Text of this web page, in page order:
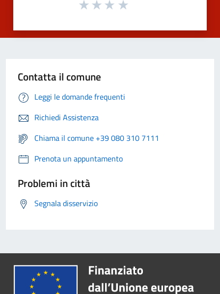
Contatta il comune
Leggi le domande frequenti
Richiedi Assistenza
Chiama il comune +39 080 310 7111
Prenota un appuntamento
Problemi in città
Segnala disservizio